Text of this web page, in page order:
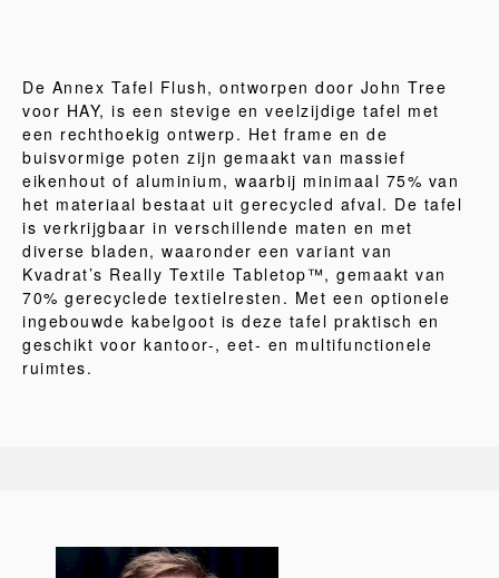
De Annex Tafel Flush, ontworpen door John Tree
voor HAY, is een stevige en veelzijdige tafel met
een rechthoekig ontwerp. Het frame en de
buisvormige poten zijn gemaakt van massief
eikenhout of aluminium, waarbij minimaal 75% van
het materiaal bestaat uit gerecycled afval. De tafel
is verkrijgbaar in verschillende maten en met
diverse bladen, waaronder een variant van
Kvadrat’s Really Textile Tabletop™, gemaakt van
70% gerecyclede textielresten. Met een optionele
ingebouwde kabelgoot is deze tafel praktisch en
geschikt voor kantoor-, eet- en multifunctionele
ruimtes.